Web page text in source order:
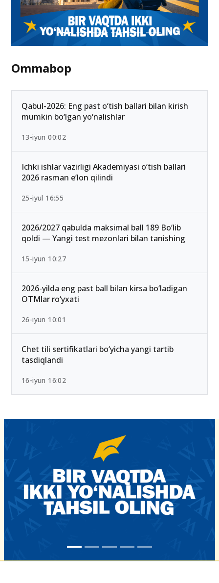
Ommabop
Qabul-2026: Eng past o‘tish ballari bilan kirish
mumkin bo‘lgan yo‘nalishlar
13-iyun 00:02
Ichki ishlar vazirligi Akademiyasi o‘tish ballari
2026 rasman e’lon qilindi
25-iyul 16:55
2026/2027 qabulda maksimal ball 189 Bo‘lib
qoldi — Yangi test mezonlari bilan tanishing
15-iyun 10:27
2026-yilda eng past ball bilan kirsa bo‘ladigan
OTMlar ro‘yxati
26-iyun 10:01
Chet tili sertifikatlari bo‘yicha yangi tartib
tasdiqlandi
16-iyun 16:02